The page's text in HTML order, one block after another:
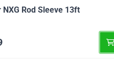
Rod Sleeve 13ft